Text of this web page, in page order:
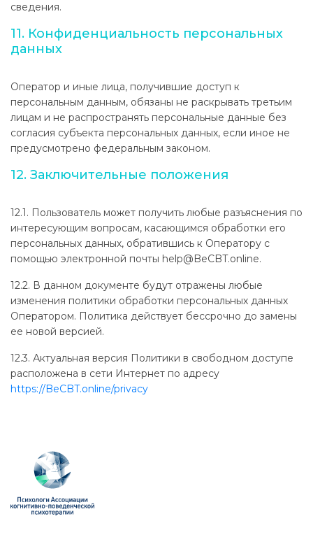
сведения.
11. Конфиденциальность персональных
данных
Оператор и иные лица, получившие доступ к
персональным данным, обязаны не раскрывать третьим
лицам и не распространять персональные данные без
согласия субъекта персональных данных, если иное не
предусмотрено федеральным законом.
12. Заключительные положения
12.1. Пользователь может получить любые разъяснения по
интересующим вопросам, касающимся обработки его
персональных данных, обратившись к Оператору с
помощью электронной почты help@BeCBT.online.
12.2. В данном документе будут отражены любые
изменения политики обработки персональных данных
Оператором. Политика действует бессрочно до замены
ее новой версией.
12.3. Актуальная версия Политики в свободном доступе
расположена в сети Интернет по адресу
https://BeCBT.online/privacy